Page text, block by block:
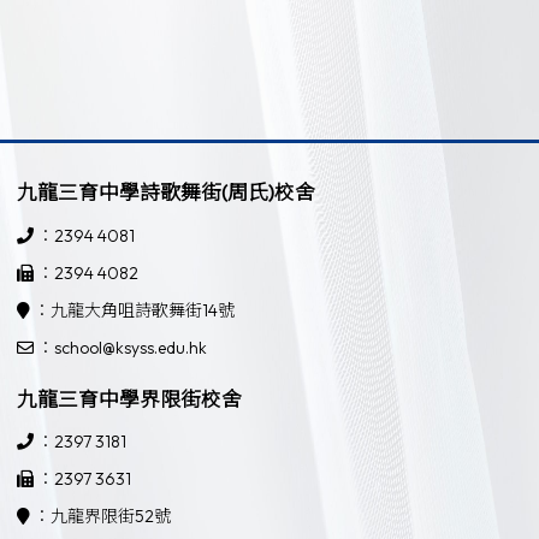
九龍三育中學詩歌舞街(周氏)校舍
：2394 4081
：2394 4082
：九龍大角咀詩歌舞街14號
：school@ksyss.edu.hk
九龍三育中學界限街校舍
：2397 3181
：2397 3631
：九龍界限街52號